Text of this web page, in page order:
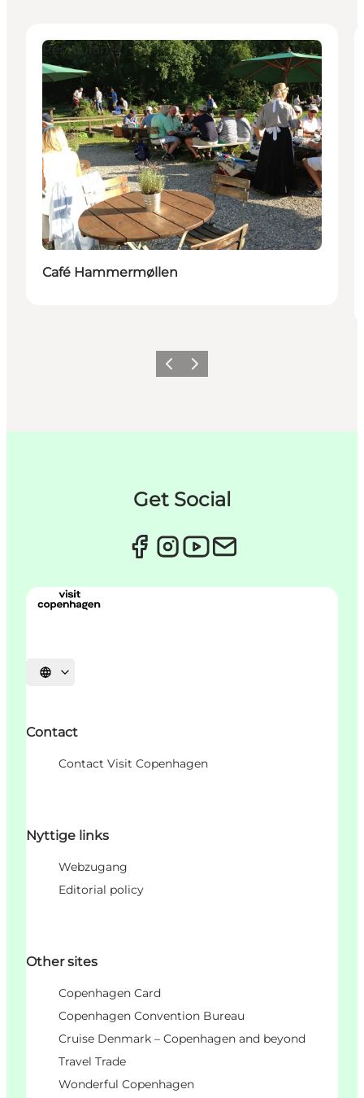
Restaurants
Café Hammermøllen
ZurückWeiter
Get Social
Sprache auswählen
Contact
Contact Visit Copenhagen
Nyttige links
Webzugang
Editorial policy
Other sites
Copenhagen Card
Copenhagen Convention Bureau
Cruise Denmark – Copenhagen and beyond
Travel Trade
Wonderful Copenhagen